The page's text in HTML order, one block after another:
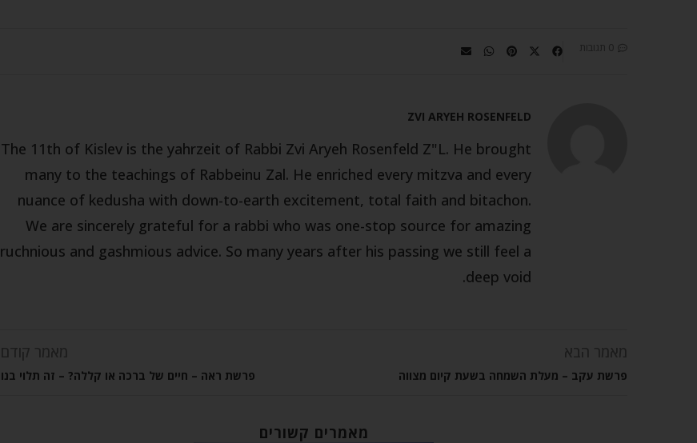
0 תגובות
ZVI ARYEH ROSENFELD
The 11th of Kislev is the yahrzeit of Rabbi Zvi Aryeh Rosenfeld Z"L. He brought
many to the teachings of Rabbeinu Zal. He enriched every mitzva and every
nuance of kedusha with down-to-earth excitement, total faith and bitachon.
We are sincerely grateful for a rabbi who was one-stop source for amazing
ruchnious and gashmious advice. So many years after his passing we still feel a
deep void.
מאמר הבא
פרשת עקב – מעלת השמחה בשעת קיום מצווה
מאמר קודם
פרשת ראה – חיים של ברכה או קללה? – זה תלוי בנו
מאמרים קשורים